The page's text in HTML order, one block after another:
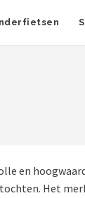
en
Het